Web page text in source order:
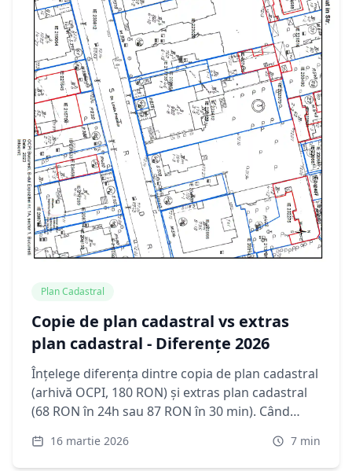
Plan Cadastral
Copie de plan cadastral vs extras
plan cadastral - Diferențe 2026
Înțelege diferența dintre copia de plan cadastral
(arhivă OCPI, 180 RON) și extras plan cadastral
(68 RON în 24h sau 87 RON în 30 min). Când
detaliată.
16 martie 2026 7 min